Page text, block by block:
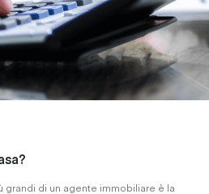
grandi di un agente immobiliare è la